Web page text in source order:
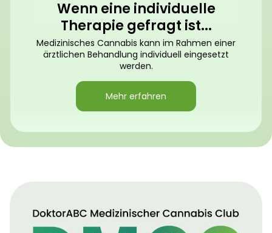
Wenn eine individuelle
Therapie gefragt ist...
Medizinisches Cannabis kann im Rahmen einer
ärztlichen Behandlung individuell eingesetzt
werden.
Mehr erfahren